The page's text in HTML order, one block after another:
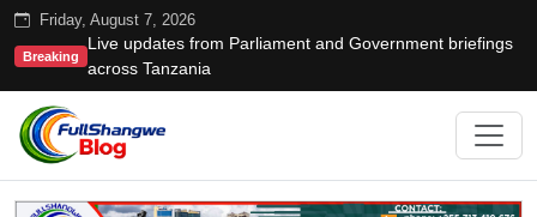
Friday, August 7, 2026
Breaking
Live updates from Parliament and Government briefings
across Tanzania